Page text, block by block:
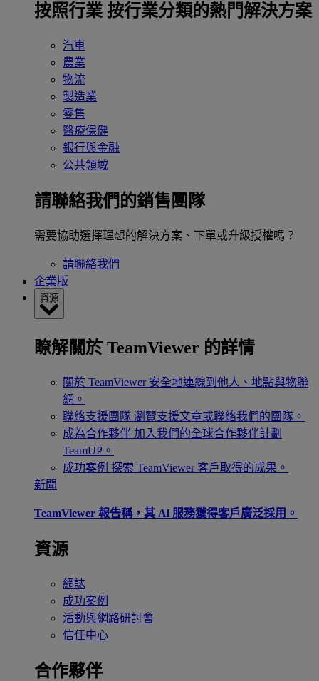
按照行業 按行業分類的熱門解決方案
汽車
農業
物流
製造業
零售
醫療保健
銀行與金融
公共領域
請聯絡我們的銷售團隊
需要協助選擇理想的解決方案、下單或升級授權嗎？
請聯絡我們
企業版
資源
瞭解關於 TeamViewer 的詳情
關於 TeamViewer 安全地連線到他人、地點與物聯
網。
聯絡支援團隊 瀏覽支援文章或聯絡我們的團隊。
成為合作夥伴 加入我們的全球合作夥伴計劃
TeamUP。
成功案例 探索 TeamViewer 客戶取得的成果。
新聞
TeamViewer 報告稱，其 Al 服務獲得客戶廣泛採用。
資源
網誌
成功案例
活動與網路研討會
信任中心
合作夥伴